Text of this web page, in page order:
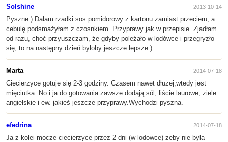
Solshine 2013-10-14
Pyszne:) Dałam rzadki sos pomidorowy z kartonu zamiast przecieru, a
cebulę podsmażyłam z czosnkiem. Przyprawy jak w przepisie. Zjadłam
od razu, choć przyuszczam, że gdyby poleżało w lodówce i przegryzło
się, to na następny dzień byłoby jeszcze lepsze:)
Marta 2014-07-18
Ciecierzycę gotuje się 2-3 godziny. Czasem nawet dłużej,wtedy jest
mięciutka. No i ja do gotowania zawsze dodają sól, liście laurowe, ziele
angielskie i ew. jakieś jeszcze przyprawy.Wychodzi pyszna.
efedrina 2014-07-18
Ja z kolei mocze ciecierzyce przez 2 dni (w lodowce) zeby nie byla